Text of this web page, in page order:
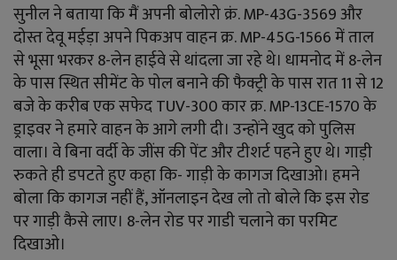
सुनील ने बताया कि मैं अपनी बोलोरो क्रं. MP-43G-3569 और
दोस्त देवू मईड़ा अपने पिकअप वाहन क्र. MP-45G-1566 में ताल
से भूसा भरकर 8-लेन हाईवे से थांदला जा रहे थे। धामनोद में 8-लेन
के पास स्थित सीमेंट के पोल बनाने की फैक्ट्री के पास रात 11 से 12
बजे के करीब एक सफेद TUV-300 कार क्र. MP-13CE-1570 के
ड्राइवर ने हमारे वाहन के आगे लगी दी। उन्होंने खुद को पुलिस
वाला। वे बिना वर्दी के जींस की पेंट और टीशर्ट पहने हुए थे। गाड़ी
रुकते ही डपटते हुए कहा कि- गाड़ी के कागज दिखाओ। हमने
बोला कि कागज नहीं हैं, ऑनलाइन देख लो तो बोले कि इस रोड
पर गाड़ी कैसे लाए। 8-लेन रोड पर गाडी चलाने का परमिट
दिखाओ।